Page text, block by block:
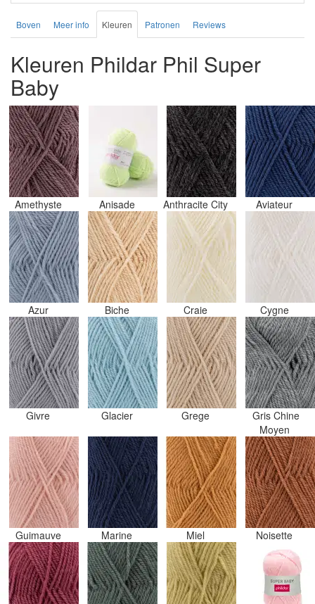
Boven Meer info Kleuren Patronen Reviews
Kleuren Phildar Phil Super
Baby
Amethyste Anisade Anthracite City Aviateur
Azur Biche Craie Cygne
Givre Glacier Grege
Gris Chine
Moyen
Guimauve Marine Miel Noisette